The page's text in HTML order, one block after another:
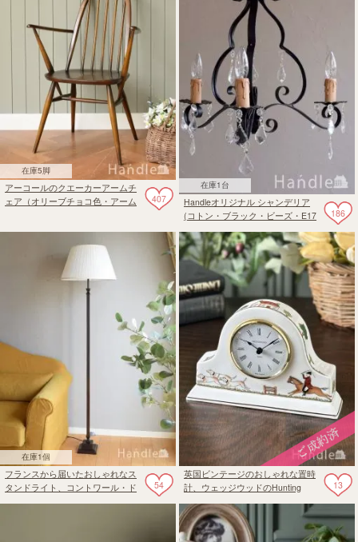
在庫5脚
407
アーコールのクエーカーアームチ
ェア（オリーブチョコ色・アーム
在庫1台
186
Handleオリジナル シャンデリア
(コトン・ブラック・ビーズ・E17
シャンデリア球3個付き)
在庫1個
54
フランスから届いたおしゃれなス
タンドライト、コントワール・ド
13
英国ビンテージのおしゃれな置時
計、ウェッジウッドのHunting